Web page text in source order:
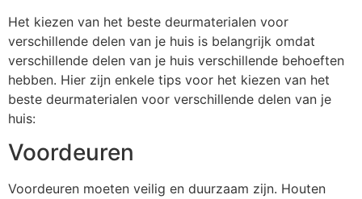
Het kiezen van het beste deurmaterialen voor
verschillende delen van je huis is belangrijk omdat
verschillende delen van je huis verschillende behoeften
hebben. Hier zijn enkele tips voor het kiezen van het
beste deurmaterialen voor verschillende delen van je
huis:
Voordeuren
Voordeuren moeten veilig en duurzaam zijn. Houten